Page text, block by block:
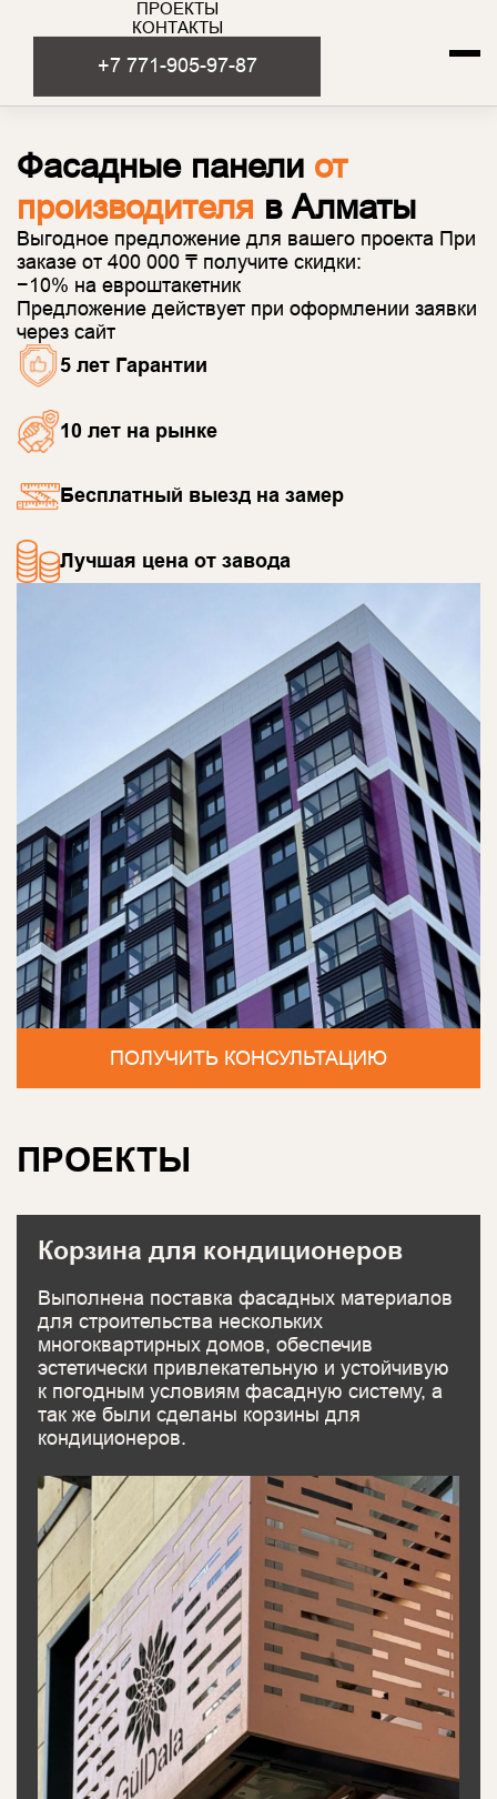
ПРОЕКТЫ
КОНТАКТЫ
+7 771-905-97-87
Фасадные панели от
производителя в Алматы
Выгодное предложение для вашего проекта При
заказе от 400 000 ₸ получите скидки:
−10% на евроштакетник
Предложение действует при оформлении заявки
через сайт
5 лет Гарантии
10 лет на рынке
Бесплатный выезд на замер
Лучшая цена от завода
ПОЛУЧИТЬ КОНСУЛЬТАЦИЮ
ПРОЕКТЫ
Корзина для кондиционеров
Выполнена поставка фасадных материалов
для строительства нескольких
многоквартирных домов, обеспечив
эстетически привлекательную и устойчивую
к погодным условиям фасадную систему, а
так же были сделаны корзины для
кондиционеров.